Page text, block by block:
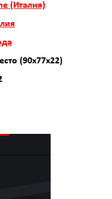
(Италия)
(90x77x22)